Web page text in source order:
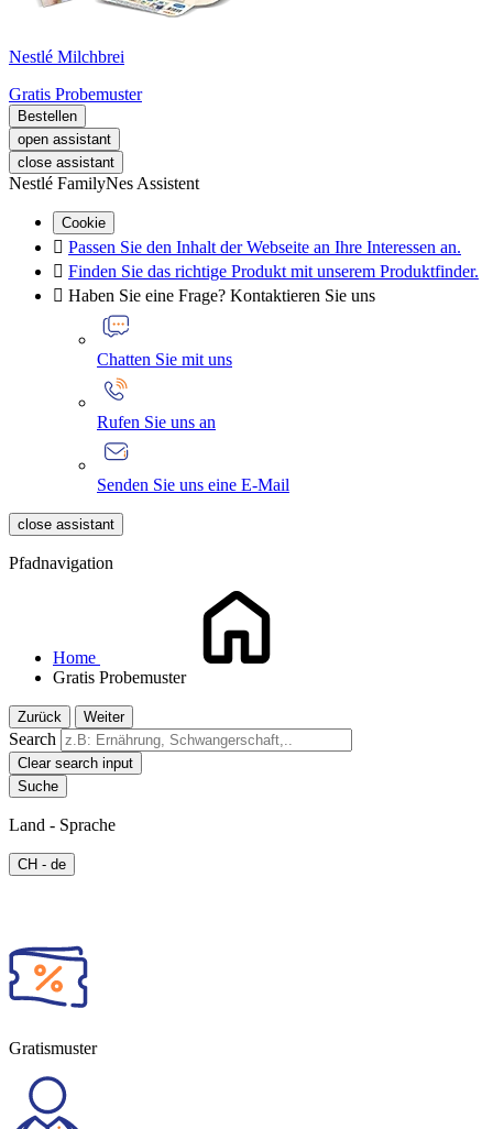
Nestlé Milchbrei
Gratis Probemuster
Bestellen
open assistant
close assistant
Nestlé FamilyNes Assistent
Cookie
 Passen Sie den Inhalt der Webseite an Ihre Interessen an.
 Finden Sie das richtige Produkt mit unserem Produktfinder.
 Haben Sie eine Frage? Kontaktieren Sie uns
Chatten Sie mit uns
Rufen Sie uns an
Senden Sie uns eine E-Mail
close assistant
Pfadnavigation
Home
Gratis Probemuster
Zurück Weiter
Search
Clear search input
Land - Sprache
CH - de
Gratismuster